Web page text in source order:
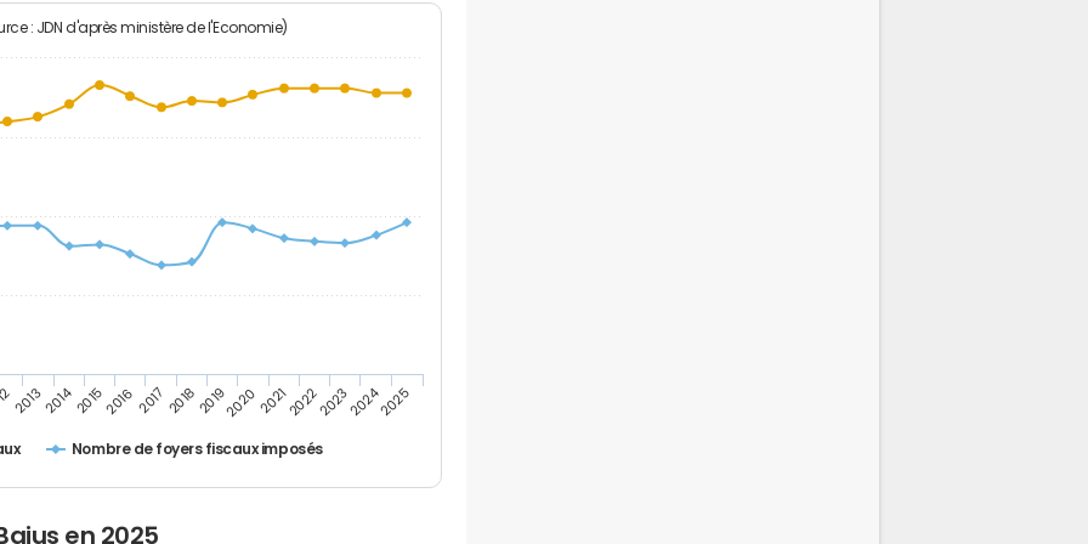
: JDN d'après ministère de l'Economie)
Nombre de foyers fiscaux imposés
2013201420152016 2017 20182019202020212022202320242025
en 2025